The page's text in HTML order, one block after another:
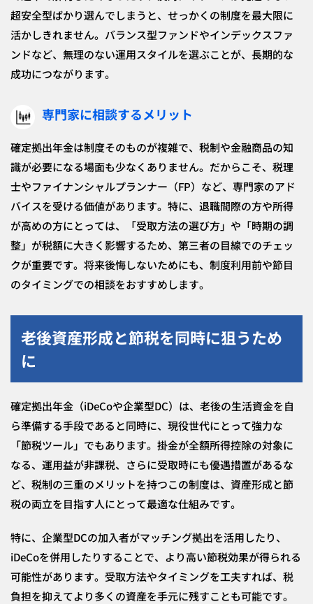
超安全型ばかり選んでしまうと、せっかくの制度を最大限に
活かしきれません。バランス型ファンドやインデックスファ
ンドなど、無理のない運用スタイルを選ぶことが、長期的な
成功につながります。
専門家に相談するメリット
確定拠出年金は制度そのものが複雑で、税制や金融商品の知
識が必要になる場面も少なくありません。だからこそ、税理
士やファイナンシャルプランナー（FP）など、専門家のアド
バイスを受ける価値があります。特に、退職間際の方や所得
が高めの方にとっては、「受取方法の選び方」や「時期の調
整」が税額に大きく影響するため、第三者の目線でのチェッ
クが重要です。将来後悔しないためにも、制度利用前や節目
のタイミングでの相談をおすすめします。
老後資産形成と節税を同時に狙うため
に
確定拠出年金（iDeCoや企業型DC）は、老後の生活資金を自
ら準備する手段であると同時に、現役世代にとって強力な
「節税ツール」でもあります。掛金が全額所得控除の対象に
なる、運用益が非課税、さらに受取時にも優遇措置があるな
ど、税制の三重のメリットを持つこの制度は、資産形成と節
税の両立を目指す人にとって最適な仕組みです。
特に、企業型DCの加入者がマッチング拠出を活用したり、
iDeCoを併用したりすることで、より高い節税効果が得られる
可能性があります。受取方法やタイミングを工夫すれば、税
負担を抑えてより多くの資産を手元に残すことも可能です。